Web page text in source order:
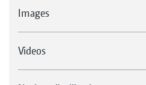
Images
Videos